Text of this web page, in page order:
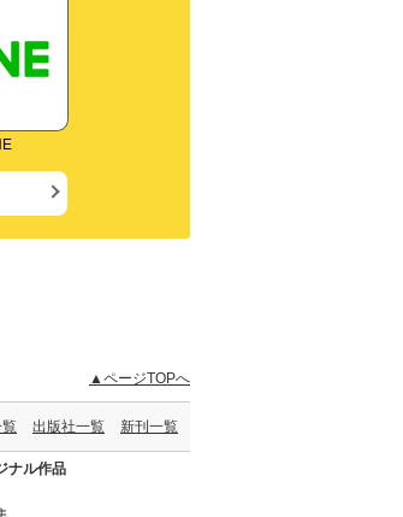
▲ページTOPへ
出版社一覧 新刊一覧
ナル作品